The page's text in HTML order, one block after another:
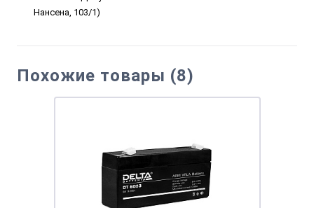
Нансена, 103/1)
Похожие товары (8)